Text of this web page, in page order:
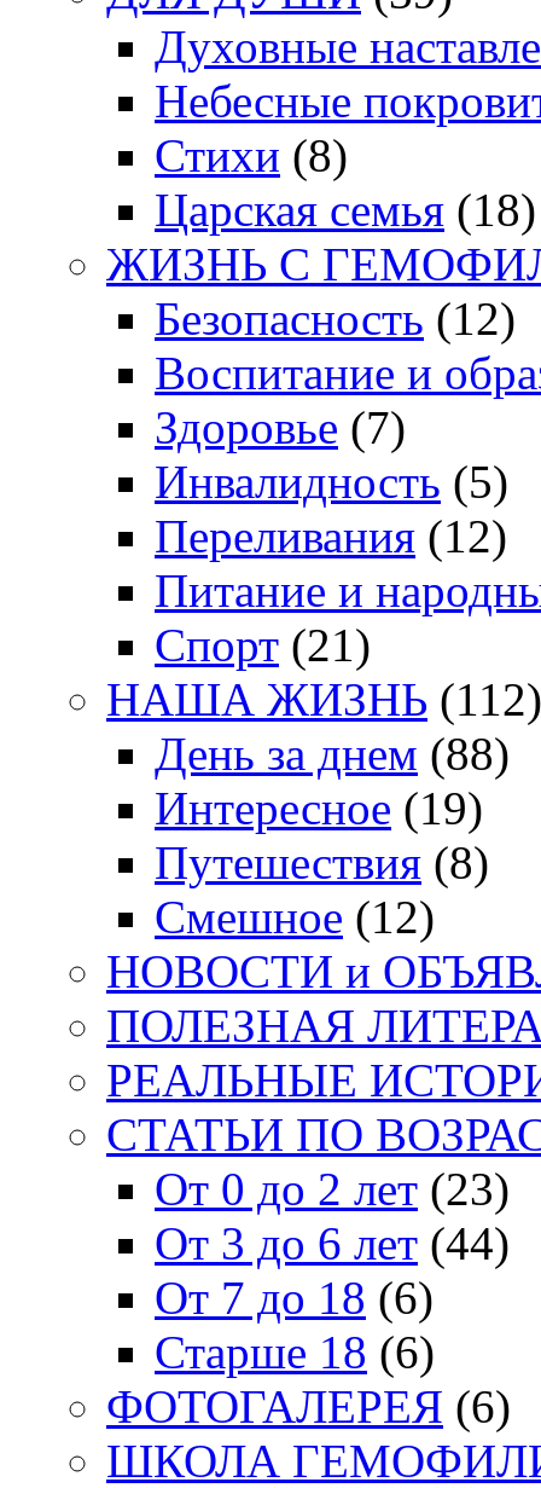
Духовные
Небесные
Стихи (8)
Царская семья (18)
ЖИЗНЬ С
Безопасность (12)
Воспитание и
Здоровье (7)
Инвалидность (5)
Переливания (12)
Питание и
Спорт (21)
НАША ЖИЗНЬ (112)
День за днем (88)
Интересное (19)
Путешествия (8)
Смешное (12)
НОВОСТИ и
ПОЛЕЗНАЯ
РЕАЛЬНЫЕ
СТАТЬИ ПО
От 0 до 2 лет (23)
От 3 до 6 лет (44)
От 7 до 18 (6)
Старше 18 (6)
ФОТОГАЛЕРЕЯ (6)
ШКОЛА